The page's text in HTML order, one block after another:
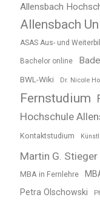
Allensbach
Allensbach
ASAS Aus- und
Bachelor online
BWL-Wiki Dr. Nicole
Fernstudium
Hochschule
Kontaktstudium
Martin G. Stieger
MBA in Fernlehre
Petra Olschowski